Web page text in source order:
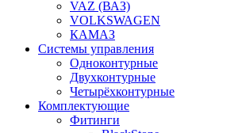
VAZ (ВАЗ)
VOLKSWAGEN
КАМАЗ
Системы управления
Одноконтурные
Двухконтурные
Четырёхконтурные
Комплектующие
Фитинги